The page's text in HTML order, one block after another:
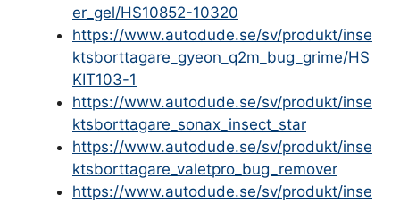
er_gel/HS10852-10320
https://www.autodude.se/sv/produkt/inse
ktsborttagare_gyeon_q2m_bug_grime/HS
KIT103-1
https://www.autodude.se/sv/produkt/inse
ktsborttagare_sonax_insect_star
https://www.autodude.se/sv/produkt/inse
ktsborttagare_valetpro_bug_remover
https://www.autodude.se/sv/produkt/inse